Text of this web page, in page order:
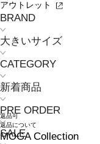
アウトレット
BRAND
大きいサイズ
CATEGORY
新着商品
PRE ORDER
SALE
返品可
返品について
MOGA Collection